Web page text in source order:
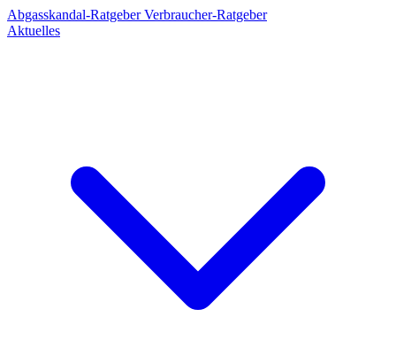
Abgasskandal-RatgeberVerbraucher-Ratgeber
Aktuelles